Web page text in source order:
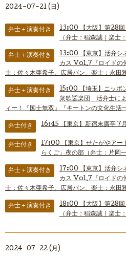
2024-07-21 (日)
弁士＋演奏付き 13:00
【大阪】第28
（弁士：稲森誠｜楽士
弁士＋演奏付き 13:00
【東京】活弁
カス Vol.7『ロイドの
士：佐々木亜希子、広居バン、楽士：永田
弁士＋演奏付き 15:00
【埼玉】ニッ
衆歌謡楽団 活弁士に
ィー！『国士無双』『キートンの文化生活
弁士付き 16:45 【東京】新宿末廣亭 7
弁士付き 17:00
【東京】せたがやア
らくご」夜の部（弁士：片岡一
弁士＋演奏付き 17:00
【東京】活弁
カス Vol.7『ロイドの
士：佐々木亜希子、広居バン、楽士：永田
弁士＋演奏付き 18:00
【大阪】第28
（弁士：稲森誠｜楽士
2024-07-22 (月)